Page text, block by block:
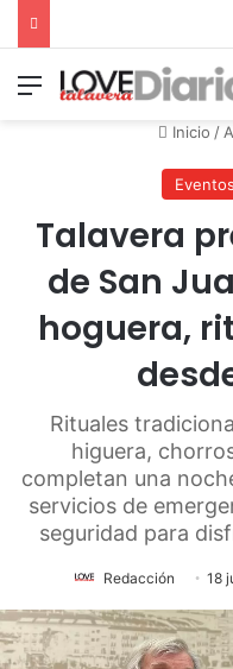
Menú
Inicio /
Eventos
Talavera
de San
hoguera,
Rituales
higuera,
completan una
servicios de
seguridad para
Redacción 18